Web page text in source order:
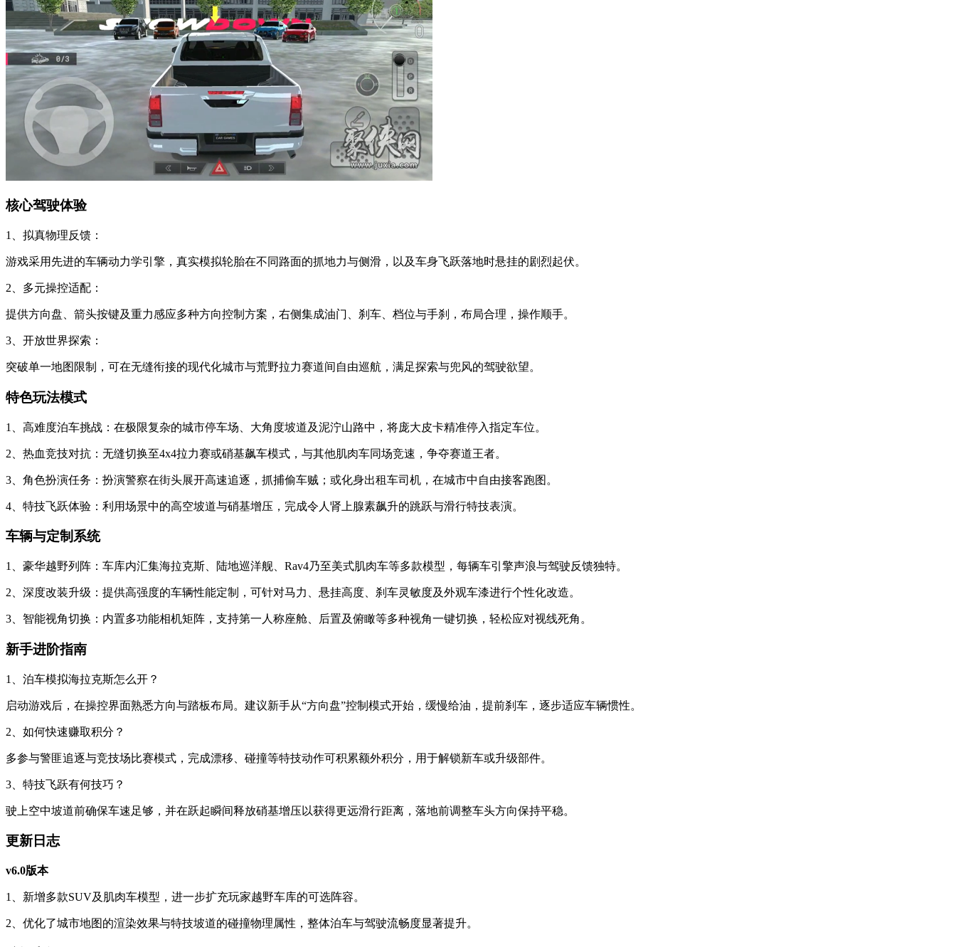
核心驾驶体验
1、拟真物理反馈：
游戏采用先进的车辆动力学引擎，真实模拟轮胎在不同路面的抓地力与侧滑，以及车身飞跃落地时悬挂的剧烈起伏。
2、多元操控适配：
提供方向盘、箭头按键及重力感应多种方向控制方案，右侧集成油门、刹车、档位与手刹，布局合理，操作顺手。
3、开放世界探索：
突破单一地图限制，可在无缝衔接的现代化城市与荒野拉力赛道间自由巡航，满足探索与兜风的驾驶欲望。
特色玩法模式
1、高难度泊车挑战：在极限复杂的城市停车场、大角度坡道及泥泞山路中，将庞大皮卡精准停入指定车位。
2、热血竞技对抗：无缝切换至4x4拉力赛或硝基飙车模式，与其他肌肉车同场竞速，争夺赛道王者。
3、角色扮演任务：扮演警察在街头展开高速追逐，抓捕偷车贼；或化身出租车司机，在城市中自由接客跑图。
4、特技飞跃体验：利用场景中的高空坡道与硝基增压，完成令人肾上腺素飙升的跳跃与滑行特技表演。
车辆与定制系统
1、豪华越野列阵：车库内汇集海拉克斯、陆地巡洋舰、Rav4乃至美式肌肉车等多款模型，每辆车引擎声浪与驾驶反馈独特。
2、深度改装升级：提供高强度的车辆性能定制，可针对马力、悬挂高度、刹车灵敏度及外观车漆进行个性化改造。
3、智能视角切换：内置多功能相机矩阵，支持第一人称座舱、后置及俯瞰等多种视角一键切换，轻松应对视线死角。
新手进阶指南
1、泊车模拟海拉克斯怎么开？
启动游戏后，在操控界面熟悉方向与踏板布局。建议新手从“方向盘”控制模式开始，缓慢给油，提前刹车，逐步适应车辆惯性。
2、如何快速赚取积分？
多参与警匪追逐与竞技场比赛模式，完成漂移、碰撞等特技动作可积累额外积分，用于解锁新车或升级部件。
3、特技飞跃有何技巧？
驶上空中坡道前确保车速足够，并在跃起瞬间释放硝基增压以获得更远滑行距离，落地前调整车头方向保持平稳。
更新日志
v6.0版本
1、新增多款SUV及肌肉车模型，进一步扩充玩家越野车库的可选阵容。
2、优化了城市地图的渲染效果与特技坡道的碰撞物理属性，整体泊车与驾驶流畅度显著提升。